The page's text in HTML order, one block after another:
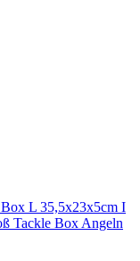
L 35,5x23x5cm I
Tackle Box Angeln